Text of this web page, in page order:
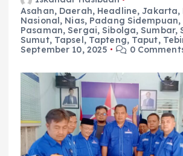
Asahan, Daerah, Headline,Jakarta,
Nasional, Nias, Padang Sidempuan,
Pasaman,Sergai,Sibolga,Sumbar,
Sumut, Tapsel, Tapteng, Taput,
September 10, 2025
0